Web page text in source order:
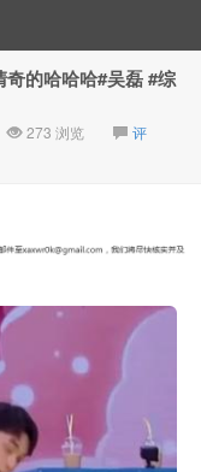
的哈哈哈#吴磊 #综
273 浏览
评